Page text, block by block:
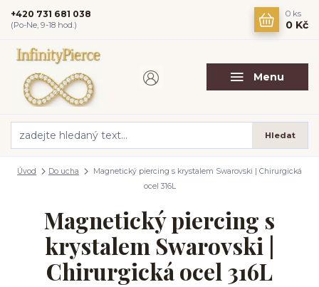
Menu
Hledat
+420 731 681 038
(Po-Ne, 9-18 hod.)
0 ks
0 Kč
Úvod Do ucha
Magnetický piercing s krystalem Swarovski | Chirurgická
ocel 316L
Magnetický piercing s
krystalem Swarovski |
Chirurgická ocel 316L